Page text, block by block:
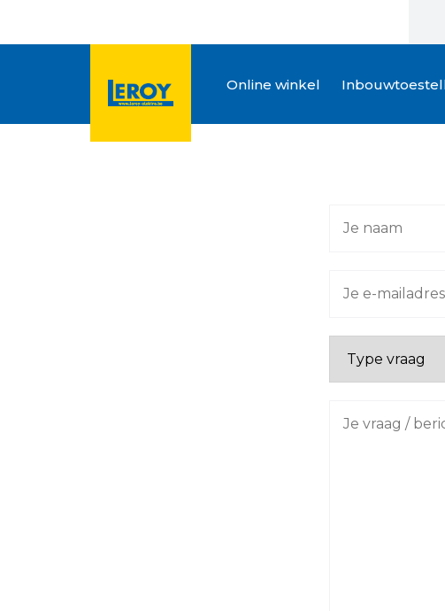
Online winkel